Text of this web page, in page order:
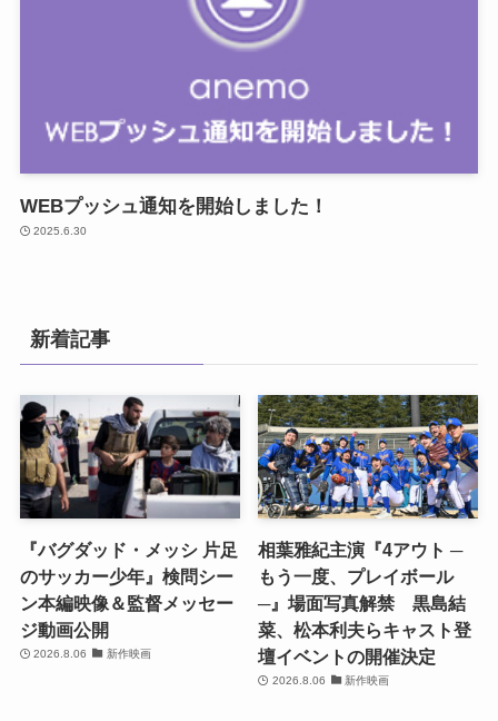
WEBプッシュ通知を開始しました！
2025.6.30
新着記事
『バグダッド・メッシ 片足
のサッカー少年』検問シー
ン本編映像＆監督メッセー
ジ動画公開
2026.8.06 新作映画
相葉雅紀主演『4アウト ─
もう一度、プレイボール
─』場面写真解禁 黒島結
菜、松本利夫らキャスト登
壇イベントの開催決定
2026.8.06 新作映画